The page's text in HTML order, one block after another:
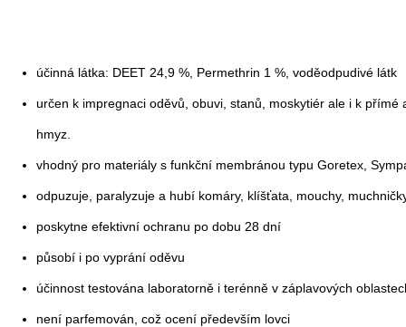
účinná látka: DEET 24,9 %, Permethrin 1 %, voděodpudivé látk
určen k impregnaci oděvů, obuvi, stanů, moskytiér ale i k přímé
hmyz.
vhodný pro materiály s funkční membránou typu Goretex,
odpuzuje, paralyzuje a hubí komáry, klíšťata, mouchy,
poskytne efektivní ochranu po dobu 28 dní
působí i po vyprání oděvu
účinnost testována laboratorně i terénně v záplavových
není parfemován, což ocení především lovci